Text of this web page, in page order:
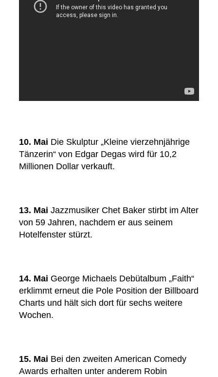
10. Mai Die Skulptur „Kleine vierzehnjährige
Tänzerin“ von Edgar Degas wird für 10,2
Millionen Dollar verkauft.
13. Mai Jazzmusiker Chet Baker stirbt im Alter
von 59 Jahren, nachdem er aus seinem
Hotelfenster stürzt.
14. Mai George Michaels Debütalbum „Faith“
erklimmt erneut die Pole Position der Billboard
Charts und hält sich dort für sechs weitere
Wochen.
15. Mai Bei den zweiten American Comedy
Awards erhalten unter anderem Robin